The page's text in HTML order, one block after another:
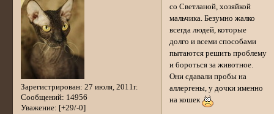
Зарегистрирован: 27 июля, 2011г.
Сообщений: 14956
Уважение: [+29/-0]
со Светланой, хозяйкой
мальчика. Безумно жалко
всегда людей, которые
долго и всеми способами
пытаются решить проблему
и бороться за животное.
Они сдавали пробы на
аллергены, у дочки именно
на кошек